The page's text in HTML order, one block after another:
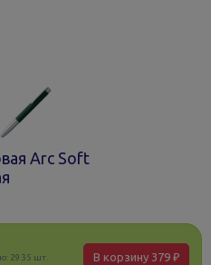
Arc Soft
2935 шт. В корзину 379 ₽